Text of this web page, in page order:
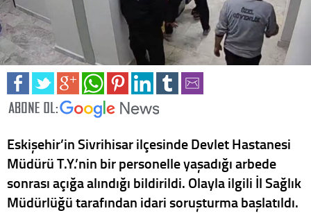
Eskişehir’in Sivrihisar ilçesinde Devlet Hastanesi
Müdürü T.Y.’nin bir personelle yaşadığı arbede
sonrası açığa alındığı bildirildi. Olayla ilgili İl Sağlık
Müdürlüğü tarafından idari soruşturma başlatıldı.